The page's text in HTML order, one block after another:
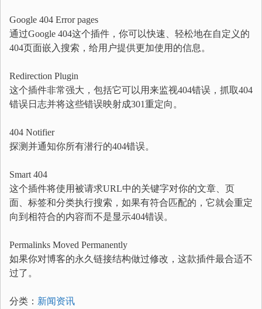
Google 404 Error pages
通过Google 404这个插件，你可以快速、轻松地在自定义的
404页面嵌入搜索，给用户提供更加使用的信息。
Redirection Plugin
这个插件非常强大，包括它可以用来监视404错误，抓取404
错误日志并将这些错误映射成301重定向。
404 Notifier
探测并通知你所有潜行的404错误。
Smart 404
这个插件将使用被请求URL中的关键字对你的文章、页
面、标签和分类执行搜索，如果有符合匹配的，它就会重定
向到相符合的内容而不是显示404错误。
Permalinks Moved Permanently
如果你对博客的永久链接结构做过修改，这款插件最合适不
过了。
分类： 新闻资讯